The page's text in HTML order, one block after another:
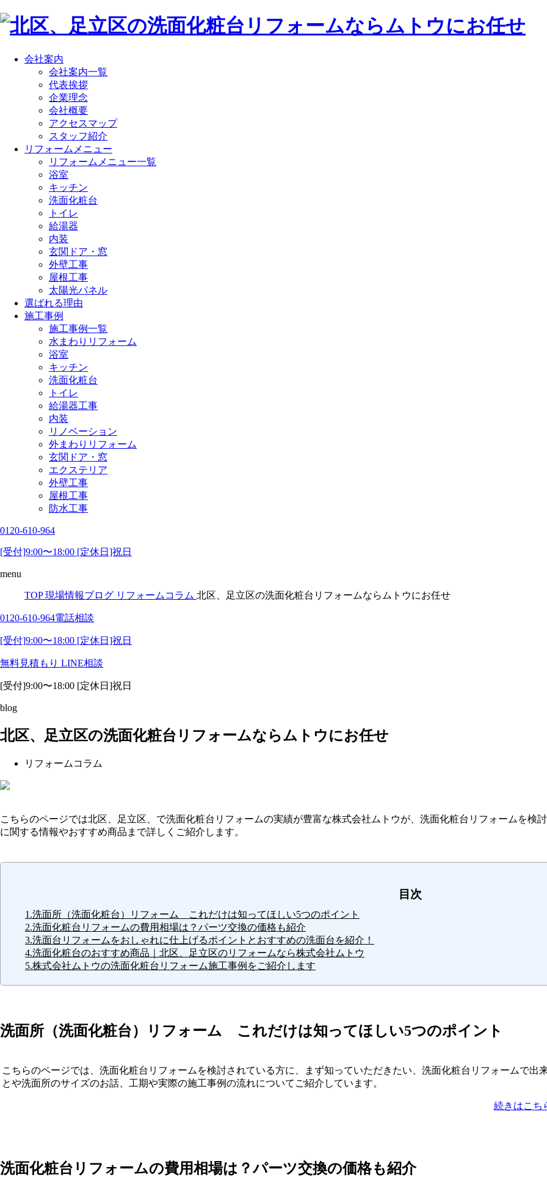
会社案内
会社案内一覧
代表挨拶
企業理念
会社概要
アクセスマップ
スタッフ紹介
リフォームメニュー
リフォームメニュー一覧
浴室
キッチン
洗面化粧台
トイレ
給湯器
内装
玄関ドア・窓
外壁工事
屋根工事
太陽光パネル
選ばれる理由
施工事例
施工事例一覧
水まわりリフォーム
浴室
キッチン
洗面化粧台
トイレ
給湯器工事
内装
リノベーション
外まわりリフォーム
玄関ドア・窓
エクステリア
外壁工事
屋根工事
防水工事
0120-610-964
[受付]9:00〜18:00 [定休日]祝日
menu
TOP 現場情報ブログ リフォームコラム 北区、足立区の洗面化粧台リフォームならムトウにお任せ
0120-610-964電話相談
[受付]9:00〜18:00 [定休日]祝日
無料見積もり LINE相談
[受付]9:00〜18:00 [定休日]祝日
blog
北区、足立区の洗面化粧台リフォームならムトウにお任せ
リフォームコラム
こちらのページでは北区、足立区、で洗面化粧台リフォームの実績が豊富な株式会社ムトウが、洗面化粧台リフォームを検
に関する情報やおすすめ商品まで詳しくご紹介します。
目次
1.洗面所（洗面化粧台）リフォーム これだけは知ってほしい5つのポイント
2.洗面化粧台リフォームの費用相場は？パーツ交換の価格も紹介
3.洗面台リフォームをおしゃれに仕上げるポイントとおすすめの洗面台を紹介！
4.洗面化粧台のおすすめ商品｜北区、足立区のリフォームなら株式会社ムトウ
5.株式会社ムトウの洗面化粧台リフォーム施工事例をご紹介します
洗面所（洗面化粧台）リフォーム これだけは知ってほしい5つのポイント
こちらのページでは、洗面化粧台リフォームを検討されている方に、まず知っていただきたい、洗面化粧台リフォームで出
とや洗面所のサイズのお話、工期や実際の施工事例の流れについてご紹介しています。
続きはこち
洗面化粧台リフォームの費用相場は？パーツ交換の価格も紹介